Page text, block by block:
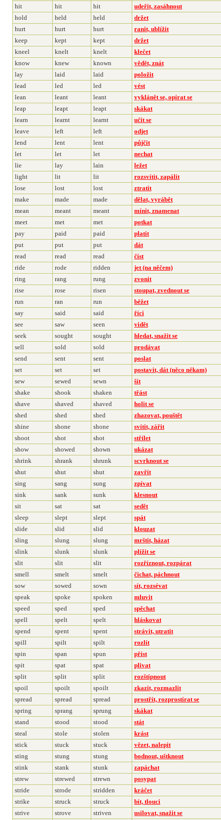
hit hit hit
udeřit, zasáhnout
hold
held held
držet
hurt
hurt hurt
ranit, ublížit
keep
kept kept
držet
kneel
knelt knelt
klečet
know
knew known
vědět, znát
lay
laid laid
položit
lead
led led
vést
lean
leant leant
vyklánět se, opírat se
leap
leapt leapt
skákat
learn
learnt learnt
učit se
leave
left left
odjet
lend
lent lent
půjčit
let
let let
nechat
lie
lay lain
ležet
light
lit lit
rozsvítit, zapálit
lose
lost lost
ztratit
make
made made
dělat, vyrábět
mean
meant meant
mínit, znamenat
meet
met met
potkat
pay
paid paid
platit
put
put put
dát
read
read read
číst
ride
rode ridden
jet (na něčem)
ring
rang rung
zvonit
rise
rose risen
stoupat, zvednout se
run
ran run
běžet
say
said said
říci
see
saw seen
vidět
seek
sought sought
hledat, snažit se
sell
sold sold
prodávat
send
sent sent
poslat
set
set set
postavit, dát (něco někam)
sew
sewed sewn
šít
shake
shook shaken
třást
shave
shaved shaved
holit se
shed
shed shed
zhazovat, pouštět
shine
shone shone
svítit, zářit
shoot
shot shot
střílet
show
showed shown
ukázat
shrink
shrank shrunk
scvrknout se
shut
shut shut
zavřít
sing
sang sung
zpívat
sink
sank sunk
klesnout
sit
sat sat
sedět
sleep
slept slept
spát
slide
slid slid
klouzat
sling
slung slung
mrštit, házat
slink
slunk slunk
plížit se
slit
slit slit
rozříznout, rozpárat
smell
smelt smelt
čichat, páchnout
sow
sowed sown
sít, rozsévat
speak
spoke spoken
mluvit
speed
sped sped
spěchat
spell
spelt spelt
hláskovat
spend
spent spent
strávit, utratit
spill
spilt spilt
rozlít
spin
span spun
příst
spit
spat spat
plivat
split
split split
rozštípnout
spoil
spoilt spoilt
zkazit, rozmazlit
spread
spread spread
prostřít, rozprostírat se
spring
sprang sprung
skákat
stand
stood stood
stát
steal
stole stolen
krást
stick
stuck stuck
vězet, nalepit
sting
stung stung
bodnout, uštknout
stink
stank stunk
zapáchat
strew
strewed strewn
posypat
stride
strode stridden
kráčet
strike
struck struck
bít, tlouci
strive
strove striven
usilovat, snažit se